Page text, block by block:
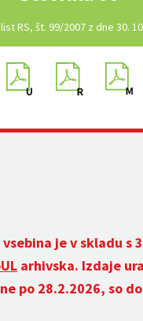
RS, št. 99/2007 z dne 30.
je v skladu s
arhivska. Izdaje
po 28.2.2026, so